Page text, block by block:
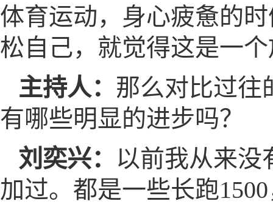
体育运动，身心疲惫的
松自己，就觉得这是一
主持人： 那么对比过往
有哪些明显的进步吗？
刘奕兴： 以前我从来没
加过。都是一些长跑